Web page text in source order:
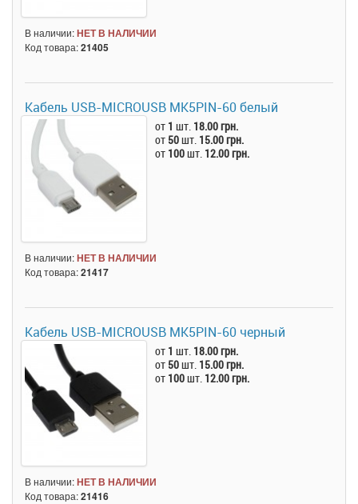
В наличии:НЕТ В НАЛИЧИИ
Код товара:21405
Кабель USB-MICROUSB MK5PIN-60 белый
от 1 шт. 18.00 грн.
от 50шт. 15.00 грн.
от 100шт. 12.00 грн.
В наличии:НЕТ В НАЛИЧИИ
Код товара:21417
Кабель USB-MICROUSB MK5PIN-60 черный
от 1 шт. 18.00 грн.
от 50шт. 15.00 грн.
от 100шт. 12.00 грн.
В наличии:НЕТ В НАЛИЧИИ
Код товара:21416